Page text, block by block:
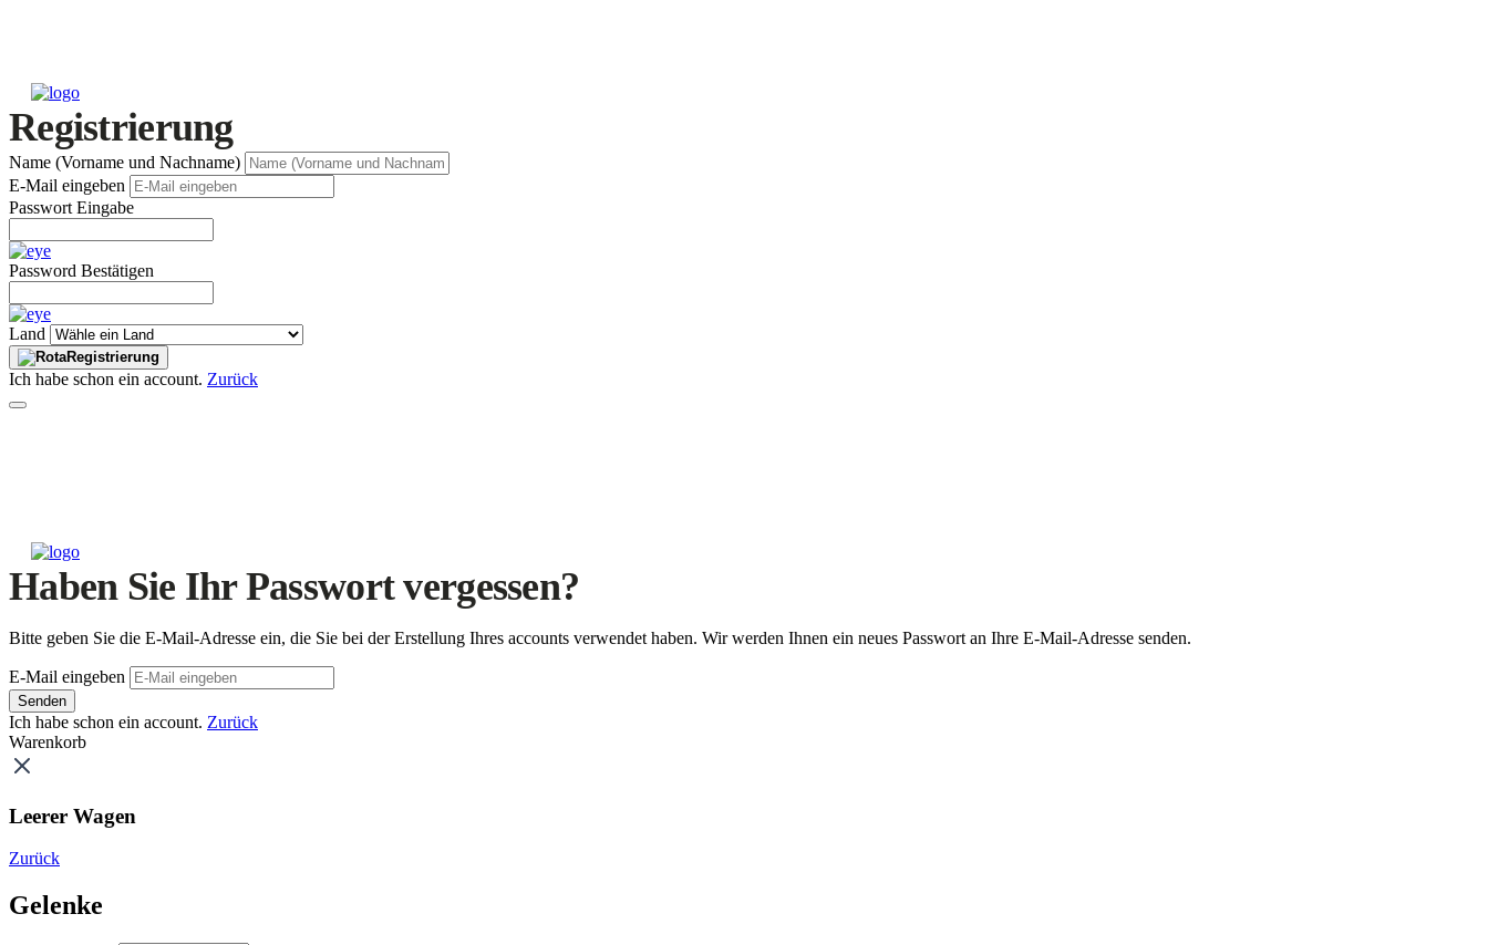
Registrierung
Name (Vorname und Nachname)
E-Mail eingeben
Passwort Eingabe
Password Bestätigen
Land
Registrierung
Ich habe schon ein account. Zurück
Haben Sie Ihr Passwort vergessen?
Bitte geben Sie die E-Mail-Adresse ein, die Sie bei der Erstellung Ihres accounts verwendet haben. Wir werden Ihnen ein neues Passwort an Ihre E-Mail-Adresse senden.
E-Mail eingeben
Senden
Ich habe schon ein account. Zurück
Warenkorb
Leerer Wagen
Zurück
Gelenke